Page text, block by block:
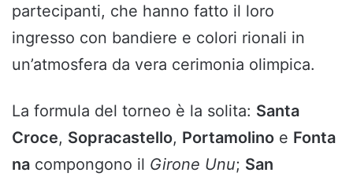
partecipanti, che hanno fatto il loro
ingresso con bandiere e colori rionali in
un’atmosfera da vera cerimonia olimpica.
La formula del torneo è la solita: Santa
Croce, Sopracastello, Portamolino e Fonta
na compongono il Girone Unu; San